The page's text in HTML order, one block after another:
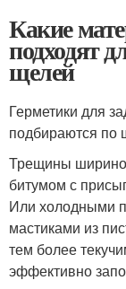
Какие
подходят
щелей
Герметики для
подбираются по
Трещины
битумом с
Или холодными
мастиками из
тем более
эффективно